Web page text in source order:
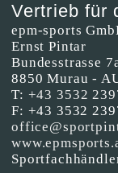
Vertrieb für
epm-sports
Ernst Pintar
Bundesstrasse
8850 Murau -
T: +43 3532
F: +43 3532